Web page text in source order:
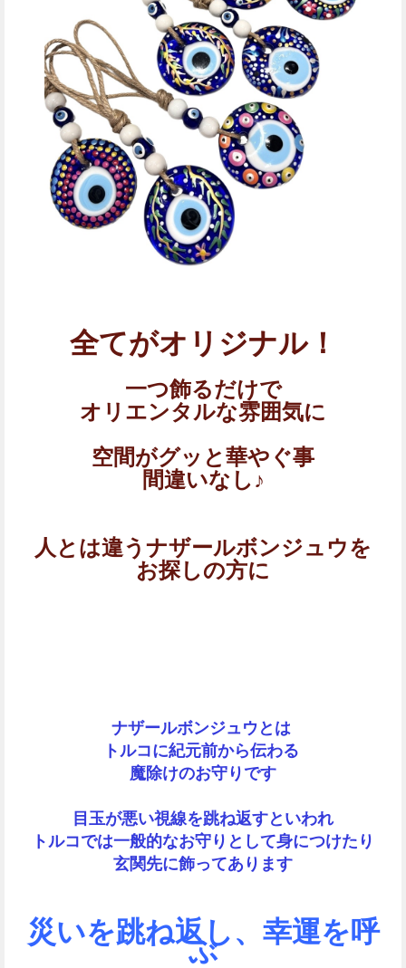
全てがオリジナル！
一つ飾るだけで
オリエンタルな雰囲気に
空間がグッと華やぐ事
間違いなし♪
人とは違うナザールボンジュウを
お探しの方に
ナザールボンジュウとは
トルコに紀元前から伝わる
魔除けのお守りです
目玉が悪い視線を跳ね返すといわれ
トルコでは一般的なお守りとして身につけたり
玄関先に飾ってあります
災いを跳ね返し、幸運を呼
ぶ